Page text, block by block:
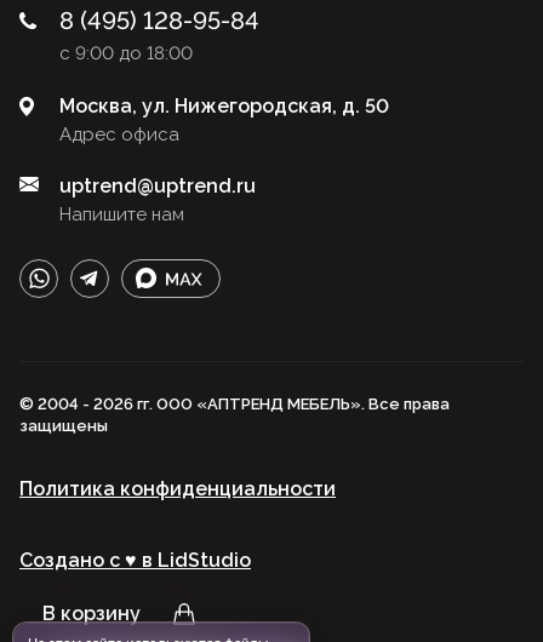
В корзину
8 (495) 128-95-84
с 9:00 до 18:00
Адрес офиса
Москва, ул. Нижегородская, д. 50
Напишите нам
uptrend@uptrend.ru
© 2004 - 2026 гг. ООО «АПТРЕНД МЕБЕЛЬ». Все права
защищены
Политика конфиденциальности
Создано с ♥️ в LidStudio